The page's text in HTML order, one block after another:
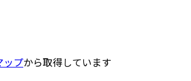
ップから取得しています